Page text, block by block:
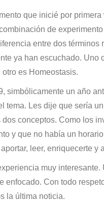
que inicié por
de
entre dos
ya han escuchado.
es Homeostasis.
simbólicamente un año
tema. Les dije que sería
conceptos. Como los
y que no había un
leer, enriquecerte y
muy
enfocado. Con todo
la última noticia.